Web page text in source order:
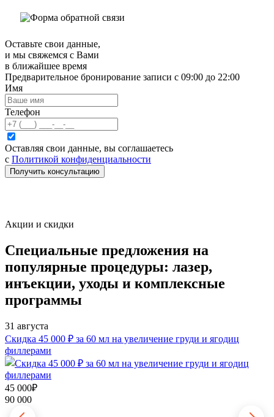
Оставьте свои данные,
и мы свяжемся с Вами
в ближайшее время
Предварительное бронирование записи с 09:00 до 22:00
Имя
Телефон
Оставляя свои данные, вы соглашаетесь
с Политикой конфиденциальности
Получить консультацию
Акции и скидки
Специальные предложения на
популярные процедуры: лазер,
инъекции, уходы и комплексные
программы
31 августа
Скидка 45 000 ₽ за 60 мл на увеличение груди и ягодиц
филлерами
45 000₽
90 000